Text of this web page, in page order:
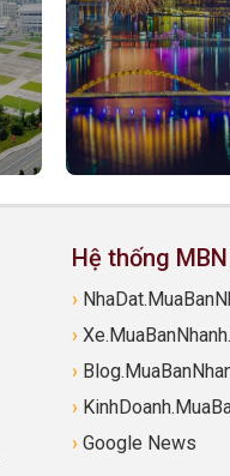
Hệ thống
›
›
›
›
› Google News